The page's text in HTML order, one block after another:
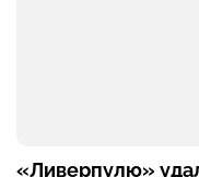
«Ливерпулю»